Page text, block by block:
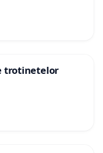
trotinetelor